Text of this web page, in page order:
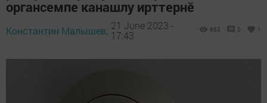
органсемпе канашлу ирттернӗ
Константин Малышев, 21 June 2023 -
17:43
663 0 1